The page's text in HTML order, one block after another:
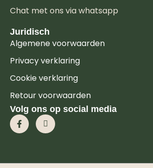
Chat met ons via whatsapp
Juridisch
Algemene voorwaarden
Privacy verklaring
Cookie verklaring
Retour voorwaarden
Volg ons op social media